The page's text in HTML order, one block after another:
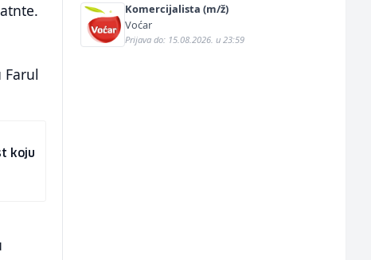
koju
Komercijalista (m/ž)
Voćar
Prijava do: 15.08.2026. u 23:59